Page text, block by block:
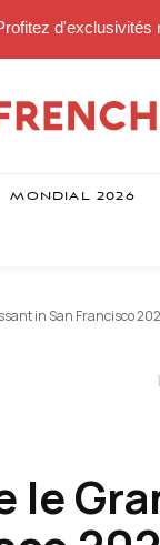
d'exclusivités
MONDIAL 2026
in San Francisco